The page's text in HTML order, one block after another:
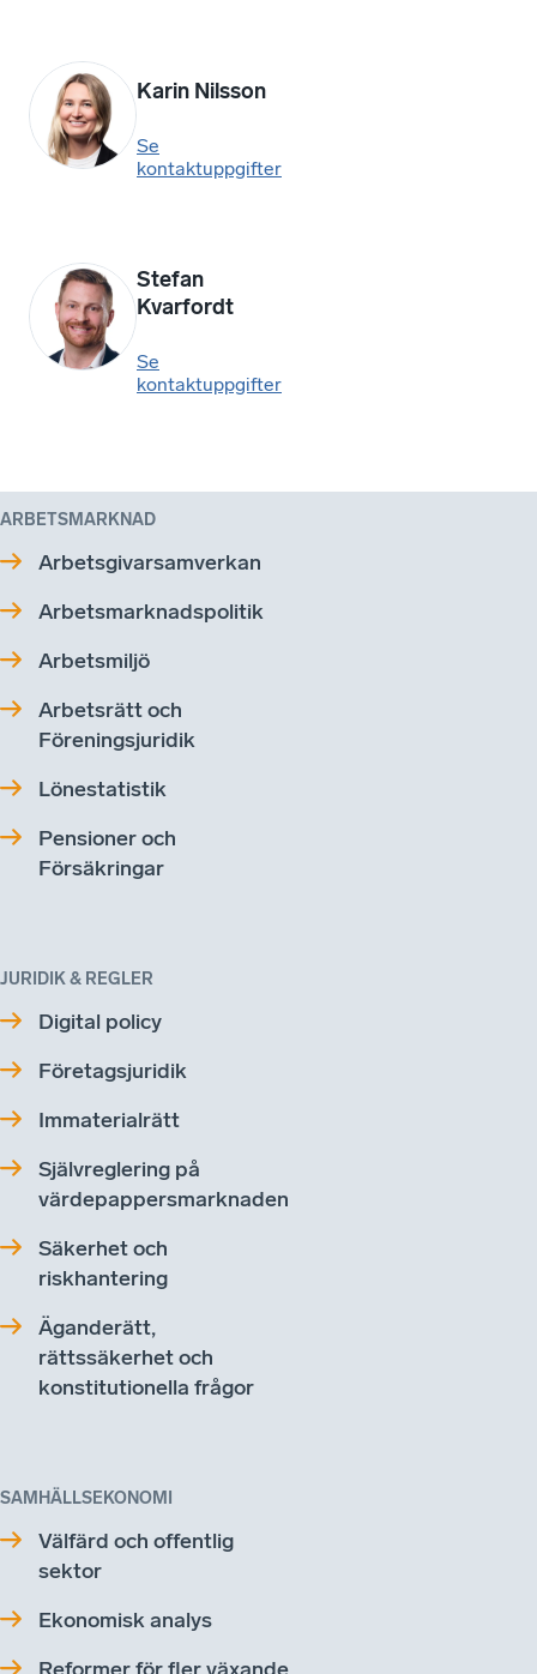
Karin Nilsson
Se
kontaktuppgifter
Stefan
Kvarfordt
Se
kontaktuppgifter
ARBETSMARKNAD
Arbetsgivarsamverkan
Arbetsmarknadspolitik
Arbetsmiljö
Arbetsrätt och
Föreningsjuridik
Lönestatistik
Pensioner och
Försäkringar
JURIDIK & REGLER
Digital policy
Företagsjuridik
Immaterialrätt
Självreglering på
värdepappersmarknaden
Säkerhet och
riskhantering
Äganderätt,
rättssäkerhet och
konstitutionella frågor
SAMHÄLLSEKONOMI
Välfärd och offentlig
sektor
Ekonomisk analys